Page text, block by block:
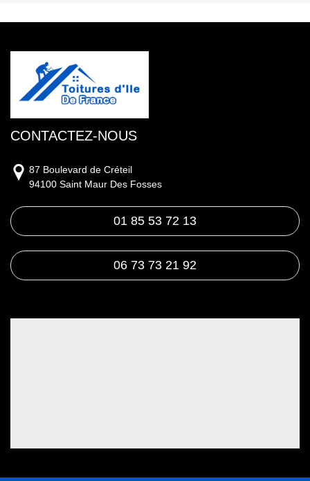
CONTACTEZ-NOUS
87 Boulevard de Créteil
94100 Saint Maur Des Fosses
01 85 53 72 13
06 73 73 21 92